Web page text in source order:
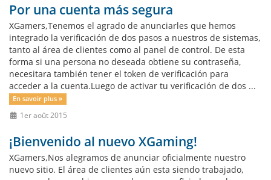
Por una cuenta más segura
XGamers,Tenemos el agrado de anunciarles que hemos
integrado la verificación de dos pasos a nuestros de sistemas,
tanto al área de clientes como al panel de control. De esta
forma si una persona no deseada obtiene su contraseña,
necesitara también tener el token de verificación para
acceder a la cuenta.Luego de activar tu verificación de dos ...
En savoir plus »
1er août 2015
¡Bienvenido al nuevo XGaming!
XGamers,Nos alegramos de anunciar oficialmente nuestro
nuevo sitio. El área de clientes aún esta siendo trabajado,